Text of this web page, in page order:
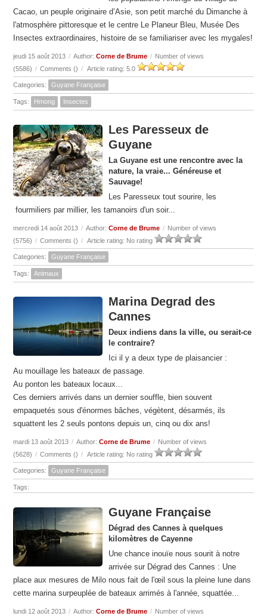
Cacao, un peuple originaire d’Asie, son petit marché du Dimanche à
l'atmosphère pittoresque et le centre Le Planeur Bleu, Musée Des
Insectes extraordinaires, histoire de se familiariser avec les mygales!
jeudi 15 août 2013 / Author:Corne de Brume / Number of views
(5586) / Comments () / Article rating: 5.0
Categories: Guyane Française
Tags: Hmong Insectes
Les Paresseux de
Guyane
La Guyane est une rencontre avec la
nature, la vraie... Généreuse et
Sauvage!
Les Paresseux tout sourire, les
fourmiliers par millier, les tamanoirs d'un soir...
mercredi 14 août 2013 / Author:Corne de Brume / Number of views
(5756) / Comments () / Article rating: No rating
Categories: Guyane Française
Tags: Animaux
Marina Degrad des
Cannes
Deux indiens dans la ville, ou serait-ce
le contraire?
Ici il y a deux type de plaisancier :
Au mouillage les bateaux de passage.
Au ponton les bateaux locaux...
Ces derniers arrivés dans un dernier souffle, bien souvent
empaquetés sous d'énormes bâches, végètent, désarmés, ils
squattent les 2 seuls pontons depuis un, cinq ou dix ans!
mardi 13 août 2013 / Author:Corne de Brume / Number of views
(5628) / Comments () / Article rating: No rating
Categories: Guyane Française
Tags:
Guyane Française
Dégrad des Cannes à quelques
kilomètres de Cayenne
Une chance inouïe nous sourit à notre
arrivée sur Dégrad des Cannes : Une
place aux mesures de Milo nous fait de l'œil sous la pleine lune dans
cette marina surpeuplée de bateaux arrimés à l'année, squattée...
lundi 12 août 2013 / Author:Corne de Brume / Number of views